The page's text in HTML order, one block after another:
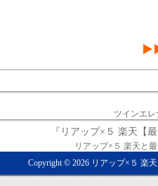
ツインエ
『リアップ×５ 楽天【
リアップ×５ 楽天と
Copyright © 2026 リアップ×５ 楽